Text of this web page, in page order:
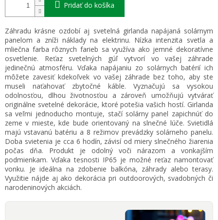
Pridať do košíka
Záhradu krásne ozdobí aj svetelná girlanda napájaná solárnym
panelom a zníži náklady na elektrinu. Nízka intenzita svetla a
mliečna farba rôznych farieb sa využíva ako jemné dekoratívne
osvetlenie. Reťaz svetelných gúľ vytvorí vo vašej záhrade
jedinečnú atmosféru. Vďaka napájaniu zo solárnych batérií ich
môžete zavesiť kdekoľvek vo vašej záhrade bez toho, aby ste
museli naťahovať zbytočné káble. Vyznačujú sa vysokou
odolnosťou, dlhou životnosťou a zároveň umožňujú vytvárať
originálne svetelné dekorácie, ktoré potešia vašich hostí. Girlanda
sa veľmi jednoducho montuje, stačí solárny panel zapichnúť do
zeme v mieste, kde bude orientovaný na slnečné lúče. Svietidlá
majú vstavanú batériu a 8 režimov prevádzky solárneho panelu.
Doba svietenia je cca 6 hodín, závisí od miery slnečného žiarenia
počas dňa. Produkt je odolný voči nárazom a vonkajším
podmienkam. Vďaka tesnosti IP65 je možné reťaz namontovať
vonku. Je ideálna na zdobenie balkóna, záhrady alebo terasy.
Využitie nájde aj ako dekorácia pri outdoorových, svadobných či
narodeninových akciách.